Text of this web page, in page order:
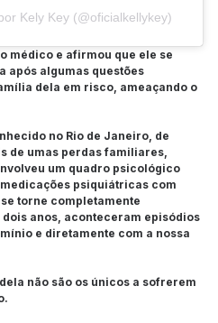
Kely Key (@oficialkellykey)
médico e afirmou que ele se
após algumas questões
dela em risco, ameaçando o
no Rio de Janeiro, de
de umas perdas familiares,
um quadro psicológico
psiquiátricas com
torne completamente
anos, aconteceram episódios
e diretamente com a nossa
não são os únicos a sofrerem